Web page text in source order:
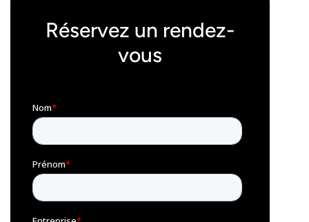
Réservez un rendez-
vous